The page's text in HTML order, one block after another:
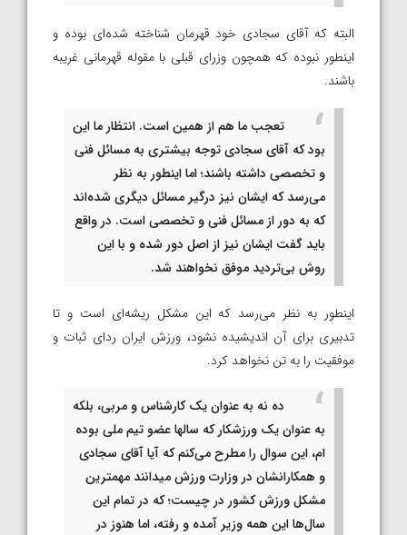
البته که آقای سجادی خود قهرمان شناخته شده‌ای بوده و
اینطور نبوده که همچون وزرای قبلی با مقوله قهرمانی غریبه
باشند.
تعجب ما هم از همین است. انتظار ما این
بود که آقای سجادی توجه بیشتری به مسائل فنی
و تخصصی داشته باشند؛ اما اینطور به نظر
می‌رسد که ایشان نیز درگیر مسائل دیگری شده‌اند
که به دور از مسائل فنی و تخصصی است. در واقع
باید گفت ایشان نیز از اصل دور شده‌ و با این
روش بی‌تردید موفق نخواهند شد.
اینطور به نظر می‌رسد که این مشکل ریشه‌ای است و تا
تدبیری برای آن اندیشیده نشود، ورزش ایران ردای ثبات و
موفقیت را به تن نخواهد کرد.
ده نه به عنوان یک کارشناس و مربی، بلکه
به عنوان یک ورزشکار که سالها عضو تیم ملی بوده
ام، این سوال را مطرح می‌کنم که آیا آقای سجادی
و همکارانشان در وزارت ورزش میدانند مهمترین
مشکل ورزش کشور در چیست؛ که در تمام این
سال‌ها این همه وزیر آمده و رفته‌، اما هنوز در